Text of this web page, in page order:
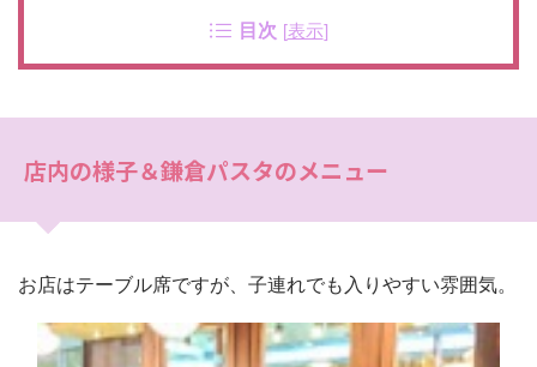
目次 [表示]
店内の様子＆鎌倉パスタのメニュー
お店はテーブル席ですが、子連れでも入りやすい雰囲気。